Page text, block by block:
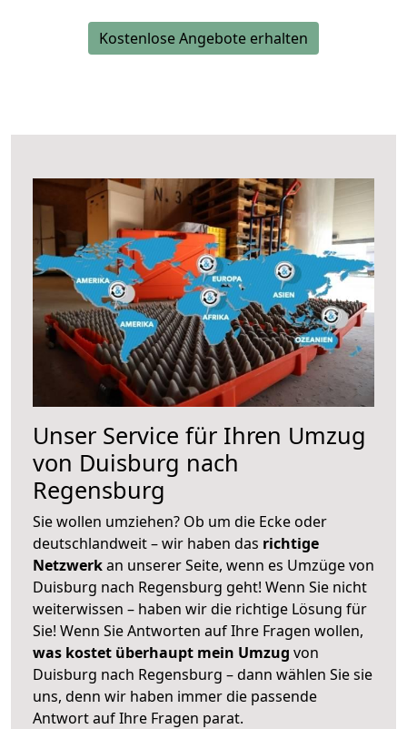
Kostenlose Angebote erhalten
Unser Service für Ihren Umzug
von Duisburg nach
Regensburg
Sie wollen umziehen? Ob um die Ecke oder
deutschlandweit – wir haben das richtige
Netzwerkan unserer Seite, wenn es Umzüge von
Duisburg nach Regensburg geht! Wenn Sie nicht
weiterwissen – haben wir die richtige Lösung für
Sie! Wenn Sie Antworten auf Ihre Fragen wollen,
was kostet überhaupt mein Umzug von
Duisburg nach Regensburg – dann wählen Sie sie
uns, denn wir haben immer die passende
Antwort auf Ihre Fragen parat.